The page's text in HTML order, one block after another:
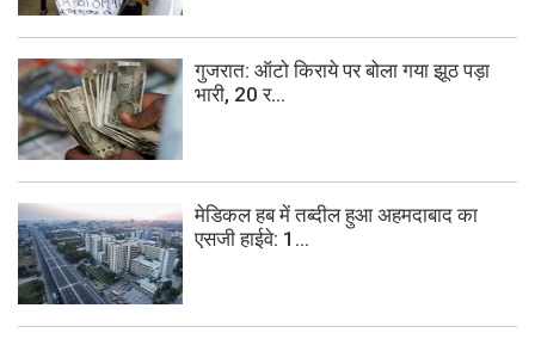
गुजरात: ऑटो किराये पर बोला गया झूठ पड़ा
भारी, 20 र...
मेडिकल हब में तब्दील हुआ अहमदाबाद का
एसजी हाईवे: 1...